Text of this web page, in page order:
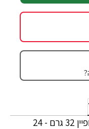
GU גו ג'ל אנרגיה תות בננה ללא קופיין 32 גרם - 24